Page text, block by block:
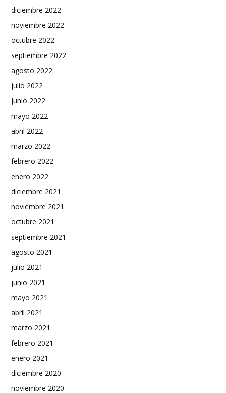
diciembre 2022
noviembre 2022
octubre 2022
septiembre 2022
agosto 2022
julio 2022
junio 2022
mayo 2022
abril 2022
marzo 2022
febrero 2022
enero 2022
diciembre 2021
noviembre 2021
octubre 2021
septiembre 2021
agosto 2021
julio 2021
junio 2021
mayo 2021
abril 2021
marzo 2021
febrero 2021
enero 2021
diciembre 2020
noviembre 2020